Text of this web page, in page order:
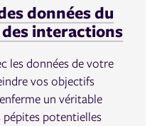
données du
interactions
les données de votre
vos objectifs
un véritable
pépites potentielles